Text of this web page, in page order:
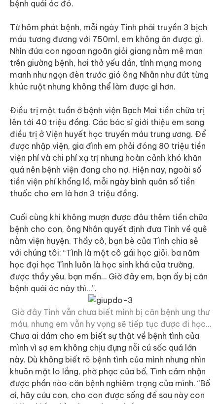
bệnh quái ác đó.
Từ hôm phát bệnh, mỗi ngày Tình phải truyền 3 bịch
máu tương đương với 750ml, em không ăn được gì.
Nhìn đứa con ngoan ngoãn giỏi giang nằm mê man
trên giường bệnh, hơi thở yếu dần, tính mạng mong
manh như ngọn đèn trước gió ông Nhân như đứt từng
khúc ruột nhưng không thể làm được gì hơn.
Điều trị một tuần ở bệnh viện Bạch Mai tiền chữa trị
lên tới 40 triệu đồng. Các bác sĩ giới thiệu em sang
điều trị ở Viện huyết học truyền máu trung ương. Để
được nhập viện, gia đình em phải đóng 80 triệu tiền
viện phí và chi phí xạ trị nhưng hoàn cảnh khó khăn
quá nên bệnh viện đang cho nợ. Hiện nay, ngoài số
tiền viện phí khổng lồ, mỗi ngày bình quân số tiền
thuốc cho em là hơn 3 triệu đồng.
Cuối cùng khi không mượn được đâu thêm tiền chữa
bệnh cho con, ông Nhân quyết định đưa Tình về quê
nằm viện huyện. Thầy cô, bạn bè của Tình chia sẻ
với chúng tôi: “Tình là một cô gái học giỏi, ba năm
học đại học Tình luôn là học sinh khá của trường,
được thầy yêu, bạn mến… Giờ đây em, bạn ấy bị căn
bệnh quái ác này thì…”.
Giờ đây Tình vẫn chưa biết mình bị căn bệnh ung thư
máu, nhưng em vẫn hy vọng sẽ tiếp tục được đi học…
Chưa ai dám cho em biết sự thật về bệnh tình của
mình vì sợ em không chịu đựng nỗi cú sốc quá lớn
này. Dù không biết rõ bệnh tình của mình nhưng nhìn
khuôn mặt lo lắng, phờ phạc của bố, Tình cảm nhận
được phần nào căn bệnh nghiêm trọng của mình. “Bố
ơi, hãy cứu con, cho con được sống để sau này con